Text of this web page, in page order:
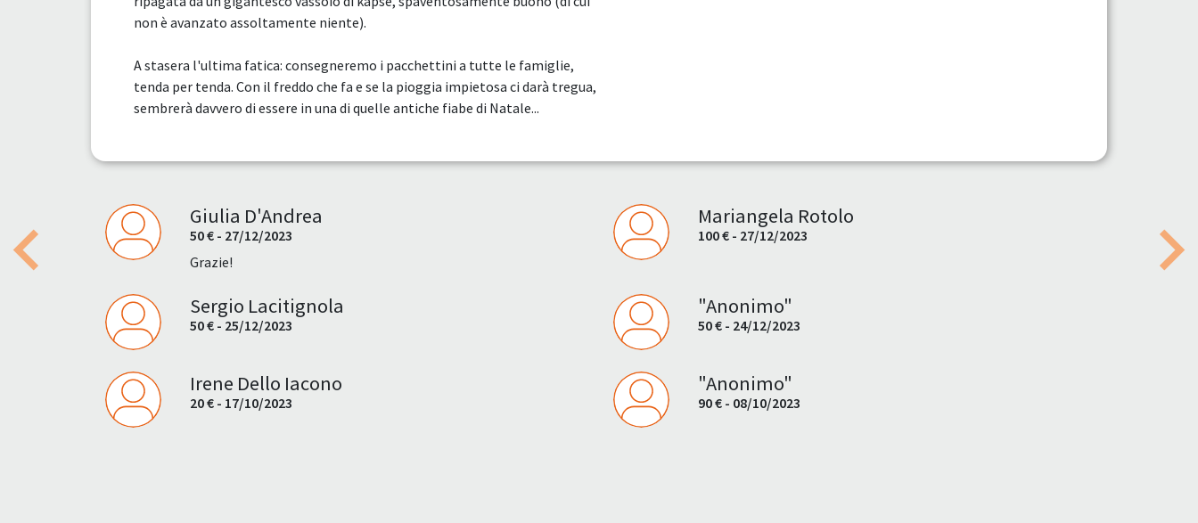
non è avanzato assoltamente niente).
A stasera l'ultima fatica: consegneremo i pacchettini a tutte le famiglie,
tenda per tenda. Con il freddo che fa e se la pioggia impietosa ci darà tregua,
sembrerà davvero di essere in una di quelle antiche fiabe di Natale...
Previous
Giulia D'Andrea
50 € - 27/12/2023
Grazie!
Mariangela Rotolo
100 € - 27/12/2023
Sergio Lacitignola
50 € - 25/12/2023
"Anonimo"
50 € - 24/12/2023
Irene Dello Iacono
20 € - 17/10/2023
"Anonimo"
90 € - 08/10/2023